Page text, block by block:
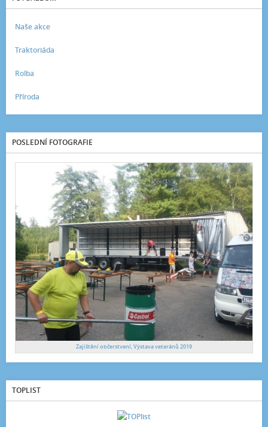
Naše akce
Traktoriáda
Rolba
Příroda
POSLEDNÍ FOTOGRAFIE
Zajištění občerstvení, Výstava veteránů 2019
TOPLIST